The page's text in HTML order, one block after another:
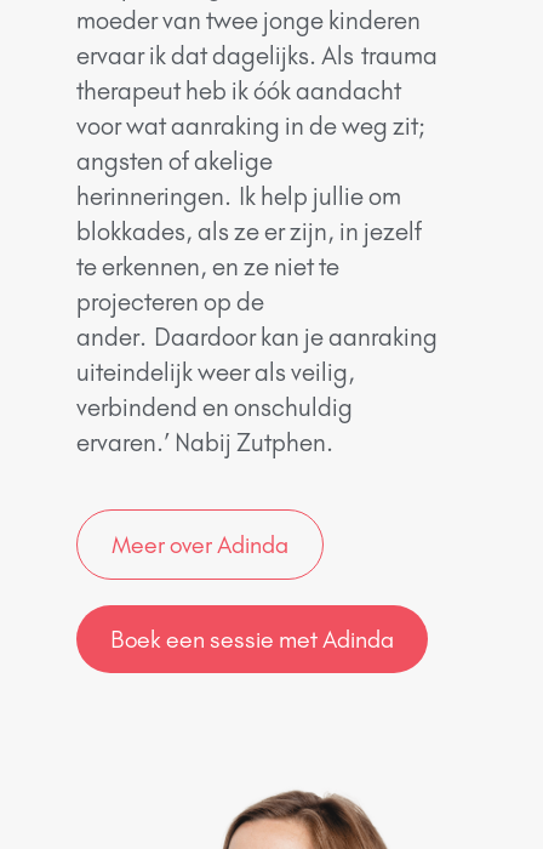
moeder van twee jonge kinderen
ervaar ik dat dagelijks. Als trauma
therapeut heb ik óók aandacht
voor wat aanraking in de weg zit;
angsten of akelige
herinneringen. Ik help jullie om
blokkades, als ze er zijn, in jezelf
te erkennen, en ze niet te
projecteren op de
ander. Daardoor kan je aanraking
uiteindelijk weer als veilig,
verbindend en onschuldig
ervaren.’ Nabij Zutphen.
Meer over Adinda
Boek een sessie met Adinda